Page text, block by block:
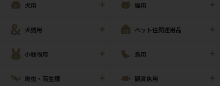
犬用 猫用
犬猫用 ペット住関連用品
小動物用 鳥用
爬虫・両生類 観賞魚用